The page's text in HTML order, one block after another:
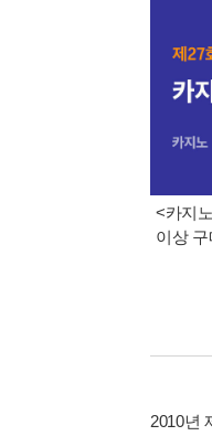
<카지
이상
2010년